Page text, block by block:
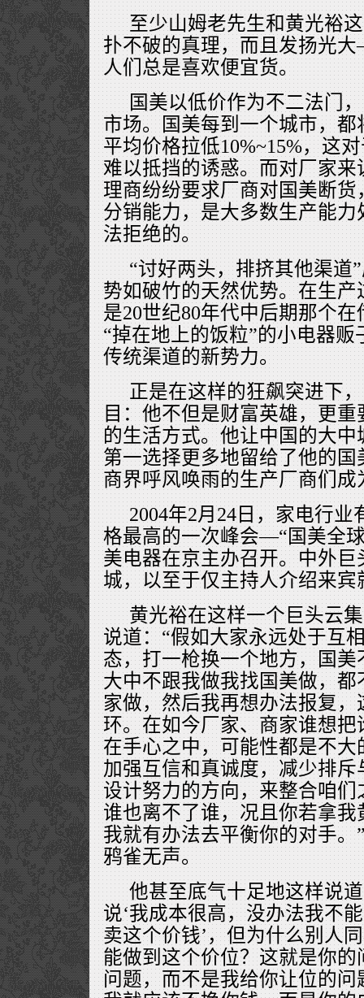
至少山姆老先生和黄光裕
扑不破的真理，而且发扬光
人们总是喜欢便宜货。
国美以低价作为不二法门
市场。国美每到一个城市，
平均价格拉低10%~15%，这
难以抵挡的诱惑。而对厂家
理商纷纷要求厂商对国美断
分销能力，是大多数生产能
法拒绝的。
“讨好两头，排挤其他渠道
势如破竹的天然优势。在生
是20世纪80年代中后期那个
“掉在地上的饭粒”的小电器
传统渠道的新势力。
正是在这样的狂飙突进下
目：他不但是财富英雄，更
的生活方式。他让中国的大
第一选择更多地留给了他的
商界呼风唤雨的生产厂商们成
2004年2月24日，家电行
格最高的一次峰会—“国美全
美电器在京主办召开。中外
城，以至于仅主持人介绍来
黄光裕在这样一个巨头云
说道：“假如大家永远处于互
态，打一枪换一个地方，国
大中不跟我做我找国美做，
家做，然后我再想办法报复
环。在如今厂家、商家谁想
在手心之中，可能性都是不
加强互信和真诚度，减少排
设计努力的方向，来整合咱
谁也离不了谁，况且你若拿
我就有办法去平衡你的对手。
鸦雀无声。
他甚至底气十足地这样说
说‘我成本很高，没办法我不
卖这个价钱’，但为什么别人
能做到这个价位？这就是你
问题，而不是我给你让位的